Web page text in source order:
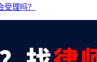
理吗？